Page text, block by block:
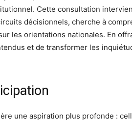
Cette consultation
décisionnels, cherche à
les orientations nationales. En
et de transformer les
une aspiration plus profonde :